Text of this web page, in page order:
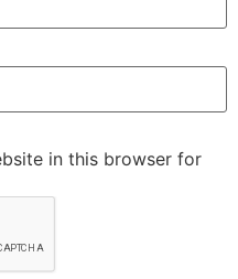
in this browser for